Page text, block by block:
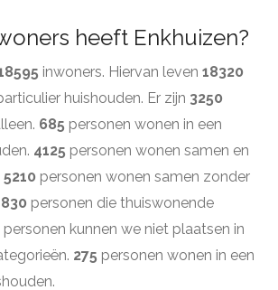
heeft Enkhuizen?
inwoners. Hiervan leven 18320
huishouden. Er zijn 3250
685 personen wonen in een
4125 personen wonen samen en
5210 personen wonen samen zonder
personen die thuiswonende
personen kunnen we niet plaatsen in
275 personen wonen in een